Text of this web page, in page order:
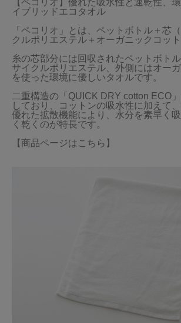
イブリッドエコタオル
「ペコリオ」とは、ペットボトル＋芯
クルポリエステル＋オーガニックコット
糸の芯部分には回収されたペットボト
サイクルポリエステル、外側にはオー
を使った環境に優しいタオルです。
二重構造の「QUICK DRY cotton ECO
しており、コットンの吸水性に加えて
優れた拡散機能により、水分を素早く
く乾くのが特長です。
【商品ページはこちら】